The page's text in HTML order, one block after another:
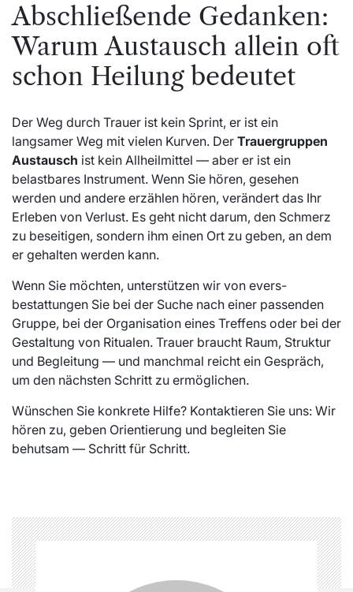
Abschließende Gedanken:
Warum Austausch allein oft
schon Heilung bedeutet
Der Weg durch Trauer ist kein Sprint, er ist ein
langsamer Weg mit vielen Kurven. Der Trauergruppen
Austausch ist kein Allheilmittel — aber er ist ein
belastbares Instrument. Wenn Sie hören, gesehen
werden und andere erzählen hören, verändert das Ihr
Erleben von Verlust. Es geht nicht darum, den Schmerz
zu beseitigen, sondern ihm einen Ort zu geben, an dem
er gehalten werden kann.
Wenn Sie möchten, unterstützen wir von evers-
bestattungen Sie bei der Suche nach einer passenden
Gruppe, bei der Organisation eines Treffens oder bei der
Gestaltung von Ritualen. Trauer braucht Raum, Struktur
und Begleitung — und manchmal reicht ein Gespräch,
um den nächsten Schritt zu ermöglichen.
Wünschen Sie konkrete Hilfe? Kontaktieren Sie uns: Wir
hören zu, geben Orientierung und begleiten Sie
behutsam — Schritt für Schritt.